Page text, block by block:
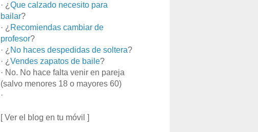
· ¿ Que calzado necesito para
bailar?
· ¿ Recomiendas cambiar de
profesor?
· ¿ No haces despedidas de soltera?
· ¿ Vendes zapatos de baile?
· No. No hace falta venir en pareja
(salvo menores 18 o mayores 60)
·
[ Ver el blog en tu móvil ]